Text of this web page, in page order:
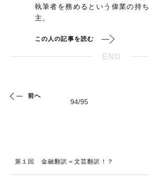
執筆者を務めるという偉業の持ち
主。
この人の記事を読む
END
前へ
第１回 金融翻訳＝文芸翻訳！？